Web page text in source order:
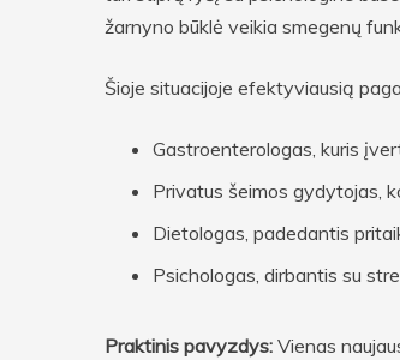
žarnyno būklė veikia smegenų
Šioje situacijoje efektyviausią
Gastroenterologas, kuris
Privatus šeimos gydytojas,
Dietologas, padedantis
Psichologas, dirbantis su
Praktinis pavyzdys: Vienas